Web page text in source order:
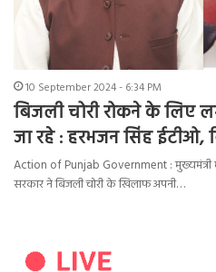
10 September 2024 - 6:34 PM
बिजली चोरी रोकने के लिए
जा रहे : हरभजन सिंह ईटीओ,
Action of Punjab Government : मुख्यमंत्री
सरकार ने बिजली चोरी के खिलाफ अपनी…